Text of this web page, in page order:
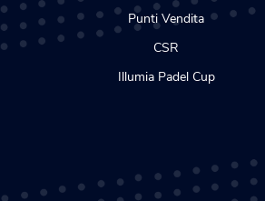
Punti Vendita
CSR
Illumia Padel Cup